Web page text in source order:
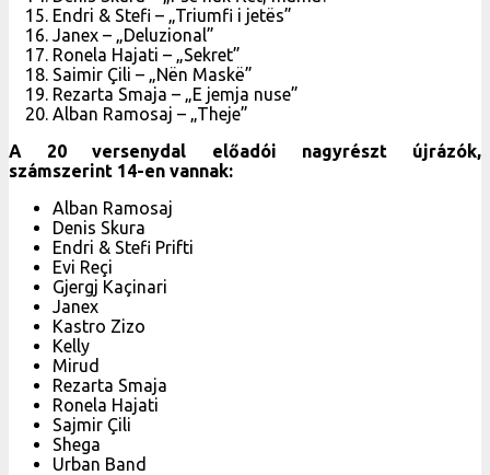
Endri & Stefi – „Triumfi i jetës”
Janex – „Deluzional”
Ronela Hajati – „Sekret”
Saimir Çili – „Nën Maskë”
Rezarta Smaja – „E jemja nuse”
Alban Ramosaj – „Theje”
A 20 versenydal előadói nagyrészt újrázók,
számszerint 14-en vannak:
Alban Ramosaj
Denis Skura
Endri & Stefi Prifti
Evi Reçi
Gjergj Kaçinari
Janex
Kastro Zizo
Kelly
Mirud
Rezarta Smaja
Ronela Hajati
Sajmir Çili
Shega
Urban Band